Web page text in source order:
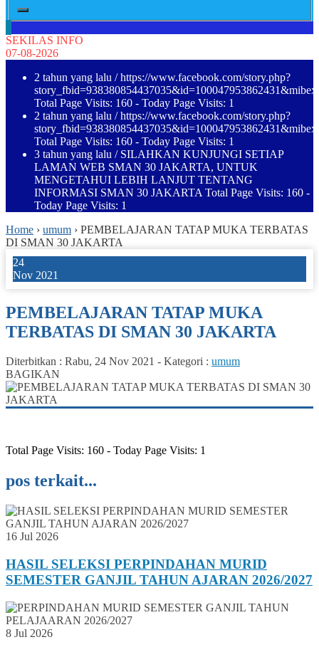
SEKILAS INFO
07-08-2026
2 tahun yang lalu / https://www.facebook.com/story.php?
Total Page Visits: 160 - Today Page Visits: 1
2 tahun yang lalu / https://www.facebook.com/story.php?
Total Page Visits: 160 - Today Page Visits: 1
3 tahun yang lalu / SILAHKAN KUNJUNGI SETIAP
LAMAN WEB SMAN 30 JAKARTA, UNTUK
MENGETAHUI LEBIH LANJUT TENTANG
INFORMASI SMAN 30 JAKARTA Total Page Visits: 160 -
Today Page Visits: 1
Home › umum › PEMBELAJARAN TATAP MUKA TERBATAS
DI SMAN 30 JAKARTA
24
Nov 2021
PEMBELAJARAN TATAP MUKA
TERBATAS DI SMAN 30 JAKARTA
Diterbitkan : Rabu, 24 Nov 2021 - Kategori : umum
BAGIKAN
Total Page Visits: 160 - Today Page Visits: 1
pos terkait...
16 Jul 2026
HASIL SELEKSI PERPINDAHAN MURID
SEMESTER GANJIL TAHUN AJARAN 2026/2027
8 Jul 2026